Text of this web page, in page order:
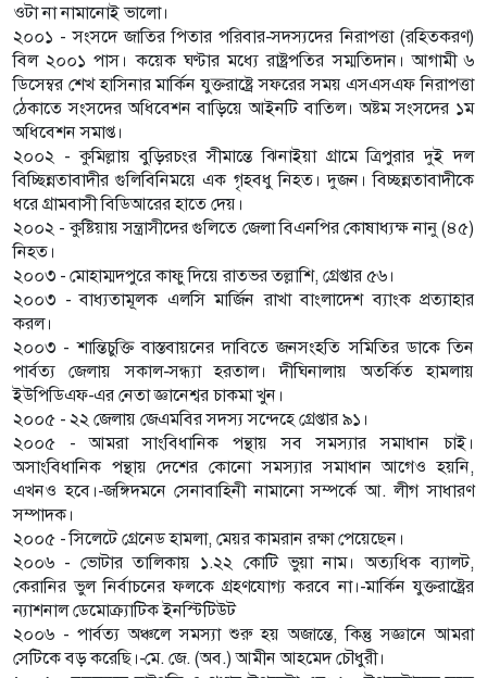
ওটা না নামানোই ভালো।
২০০১ - সংসদে জাতির পিতার পরিবার-সদস্যদের নিরাপত্তা (রহিতকরণ)
বিল ২০০১ পাস। কয়েক ঘণ্টার মধ্যে রাষ্ট্রপতির সম্মতিদান। আগামী ৬
ডিসেম্বর শেখ হাসিনার মার্কিন যুক্তরাষ্ট্রে সফরের সময় এসএসএফ নিরাপত্তা
ঠেকাতে সংসদের অধিবেশন বাড়িয়ে আইনটি বাতিল। অষ্টম সংসদের ১ম
অধিবেশন সমাপ্ত।
২০০২ - কুমিল্লায় বুড়িরচংর সীমান্তে ঝিনাইয়া গ্রামে ত্রিপুরার দুই দল
বিচ্ছিন্নতাবাদীর গুলিবিনিময়ে এক গৃহবধু নিহত। দুজন। বিচ্ছন্নতাবাদীকে
ধরে গ্রামবাসী বিডিআরের হাতে দেয়।
২০০২ - কুষ্টিয়ায় সন্ত্রাসীদের গুলিতে জেলা বিএনপির কোষাধ্যক্ষ নানু (৪৫)
নিহত।
২০০৩ - মোহাম্মদপুরে কাফু দিয়ে রাতভর তল্লাশি, গ্রেপ্তার ৫৬।
২০০৩ - বাধ্যতামূলক এলসি মার্জিন রাখা বাংলাদেশ ব্যাংক প্রত্যাহার
করল।
২০০৩ - শান্তিচুক্তি বাস্তবায়নের দাবিতে জনসংহতি সমিতির ডাকে তিন
পার্বত্য জেলায় সকাল-সন্ধ্যা হরতাল। দীঘিনালায় অতর্কিত হামলায়
ইউপিডিএফ-এর নেতা জ্ঞানেশ্বর চাকমা খুন।
২০০৫ - ২২ জেলায় জেএমবির সদস্য সন্দেহে গ্রেপ্তার ৯১।
২০০৫ - আমরা সাংবিধানিক পন্থায় সব সমস্যার সমাধান চাই।
অসাংবিধানিক পন্থায় দেশের কোনো সমস্যার সমাধান আগেও হয়নি,
এখনও হবে।-জঙ্গিদমনে সেনাবাহিনী নামানো সম্পর্কে আ. লীগ সাধারণ
সম্পাদক।
২০০৫ - সিলেটে গ্রেনেড হামলা, মেয়র কামরান রক্ষা পেয়েছেন।
২০০৬ - ভোটার তালিকায় ১.২২ কোটি ভুয়া নাম। অত্যধিক ব্যালট,
কেরানির ভুল নির্বাচনের ফলকে গ্রহণযোগ্য করবে না।-মার্কিন যুক্তরাষ্ট্রের
ন্যাশনাল ডেমোক্র্যাটিক ইনস্টিটিউট
২০০৬ - পার্বত্য অঞ্চলে সমস্যা শুরু হয় অজান্তে, কিন্তু সজ্ঞানে আমরা
সেটিকে বড় করেছি।-মে. জে. (অব.) আমীন আহমেদ চৌধুরী।